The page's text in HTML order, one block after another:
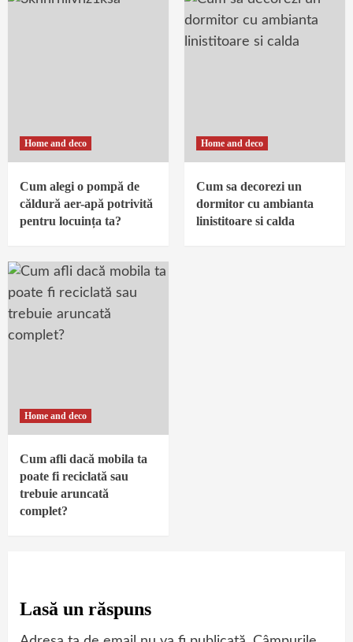
Home and deco
Cum alegi o pompă de
căldură aer-apă potrivită
pentru locuința ta?
Home and deco
Cum sa decorezi un
dormitor cu ambianta
linistitoare si calda
Home and deco
Cum afli dacă mobila ta
poate fi reciclată sau
trebuie aruncată
complet?
Lasă un răspuns